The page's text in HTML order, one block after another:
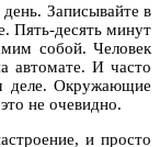
Записывайте в
Пять-десять минут
собой. Человек
автомате. И часто
деле. Окружающие
не очевидно.
и просто